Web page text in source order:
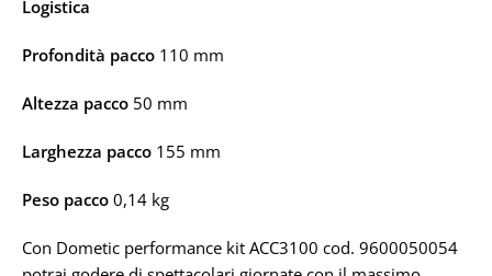
Logistica
Profondità pacco 110 mm
Altezza pacco 50 mm
Larghezza pacco 155 mm
Peso pacco 0,14 kg
Con Dometic performance kit ACC3100 cod. 9600050054